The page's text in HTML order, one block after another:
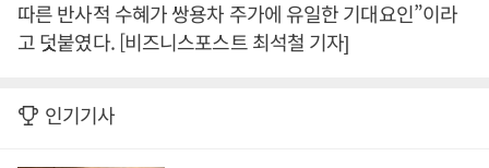
따른 반사적 수혜가 쌍용차 주가에 유일한 기대요인”이라
고 덧붙였다. [비즈니스포스트 최석철 기자]
인기기사